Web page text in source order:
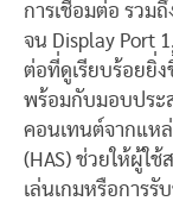
การเชื่อมต่อ รวม
จน Display Port
ต่อที่ดูเรียบร้อยยิ่ง
พร้อมกับมอบประ
คอนเทนต์จากแหล่
(HAS) ช่วยให้ผู้ใ
เล่นเกมหรือการรั